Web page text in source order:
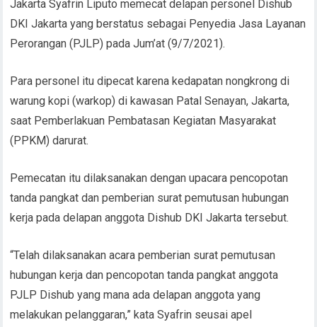
Jakarta Syafrin Liputo memecat delapan personel Dishub
DKI Jakarta yang berstatus sebagai Penyedia Jasa Layanan
Perorangan (PJLP) pada Jum’at (9/7/2021).
Para personel itu dipecat karena kedapatan nongkrong di
warung kopi (warkop) di kawasan Patal Senayan, Jakarta,
saat Pemberlakuan Pembatasan Kegiatan Masyarakat
(PPKM) darurat.
Pemecatan itu dilaksanakan dengan upacara pencopotan
tanda pangkat dan pemberian surat pemutusan hubungan
kerja pada delapan anggota Dishub DKI Jakarta tersebut.
“Telah dilaksanakan acara pemberian surat pemutusan
hubungan kerja dan pencopotan tanda pangkat anggota
PJLP Dishub yang mana ada delapan anggota yang
melakukan pelanggaran,” kata Syafrin seusai apel